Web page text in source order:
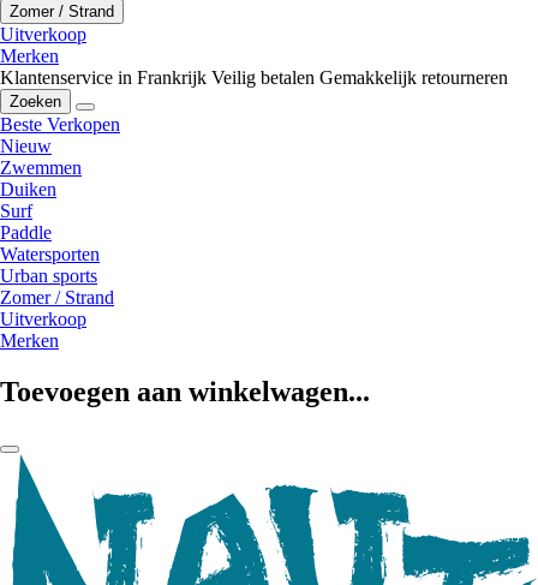
Zomer / Strand
Uitverkoop
Merken
Klantenservice in Frankrijk Veilig betalen Gemakkelijk retourneren
Zoeken
Beste Verkopen
Nieuw
Zwemmen
Duiken
Surf
Paddle
Watersporten
Urban sports
Zomer / Strand
Uitverkoop
Merken
Toevoegen aan winkelwagen...